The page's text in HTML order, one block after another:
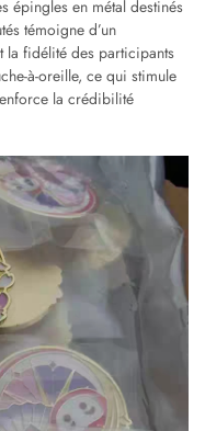
épingles en métal destinés
témoigne d’un
la fidélité des participants
à-oreille, ce qui stimule
la crédibilité